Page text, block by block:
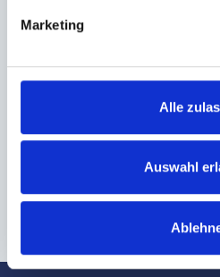
Marketing
Alle
Auswahl
Hinweis: Sie können Ihre